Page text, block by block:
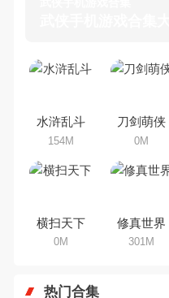
武侠手机游戏合集
水浒乱斗
154M
刀剑萌侠
0M
横扫天下
0M
修真世界
301M
热门合集